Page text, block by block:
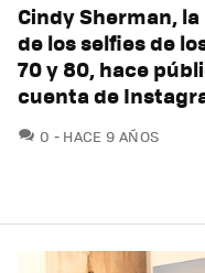
Cindy Sherman,
de los selfies de
70 y 80, hace
cuenta de
0 COMENTARIOS
HACE 9 AÑOS